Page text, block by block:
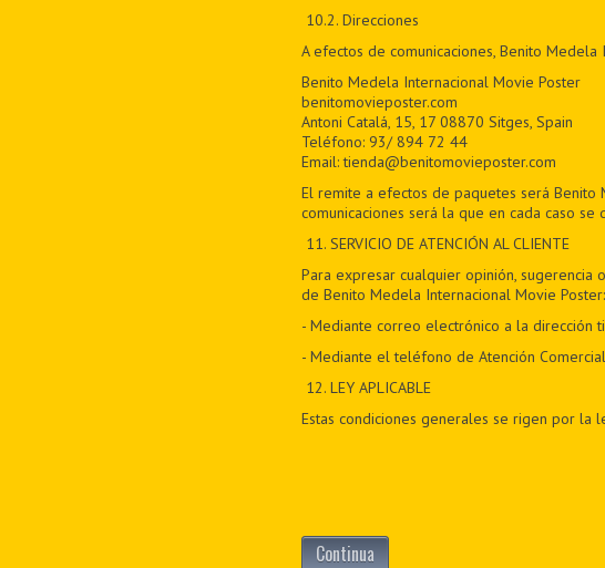
10.2. Direcciones
A efectos de comunicaciones, Benito
Benito Medela Internacional Movie Poster
benitomovieposter.com
Antoni Catalá, 15, 17 08870 Sitges, Spain
Teléfono: 93/ 894 72 44
Email: tienda@benitomovieposter.com
El remite a efectos de paquetes será Benito
comunicaciones será la que en cada caso
11. SERVICIO DE ATENCIÓN AL CLIENTE
Para expresar cualquier opinión, sugerencia
de Benito Medela Internacional Movie Poster:
- Mediante correo electrónico a la dirección
- Mediante el teléfono de Atención
12. LEY APLICABLE
Estas condiciones generales se rigen por la
Continua